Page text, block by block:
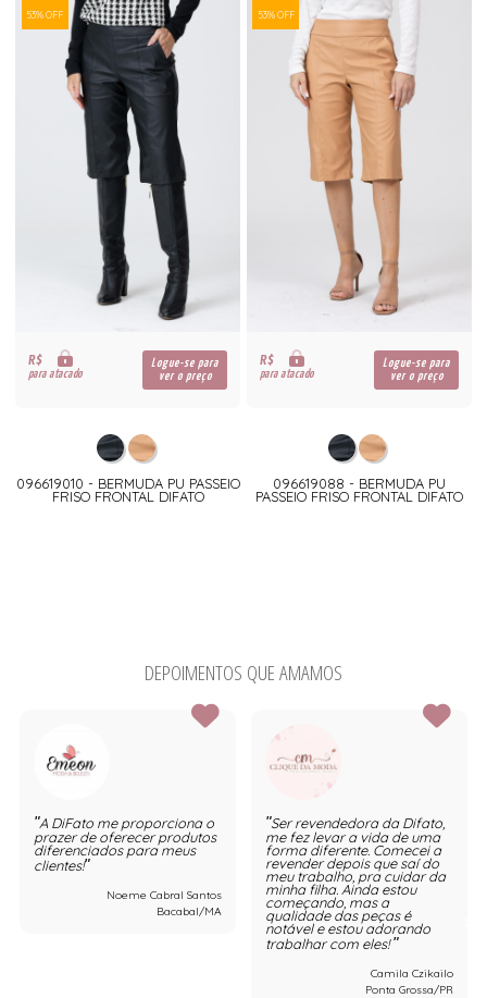
53% OFF
R$
para atacado
Logue-se para
ver o preço
096619010 - BERMUDA PU PASSEIO
FRISO FRONTAL DIFATO
53% OFF
R$
para atacado
Logue-se para
ver o preço
096619088 - BERMUDA PU
PASSEIO FRISO FRONTAL DIFATO
DEPOIMENTOS QUE AMAMOS
A DiFato me proporciona o
prazer de oferecer produtos
diferenciados para meus
clientes!
Noeme Cabral Santos
Bacabal/MA
Ser revendedora da Difato,
me fez levar a vida de uma
forma diferente. Comecei a
revender depois que saí do
meu trabalho, pra cuidar da
minha filha. Ainda estou
começando, mas a
qualidade das peças é
notável e estou adorando
trabalhar com eles!
Camila Czikailo
Ponta Grossa/PR